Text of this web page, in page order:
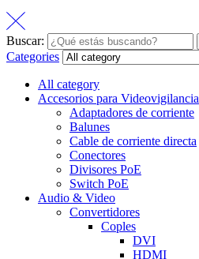
Buscar:
Categories
All category
Accesorios para Videovigilancia
Adaptadores de corriente
Balunes
Cable de corriente directa
Conectores
Divisores PoE
Switch PoE
Audio & Video
Convertidores
Coples
DVI
HDMI